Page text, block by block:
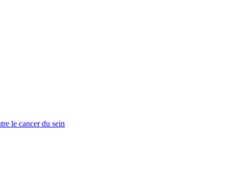
le cancer du sein